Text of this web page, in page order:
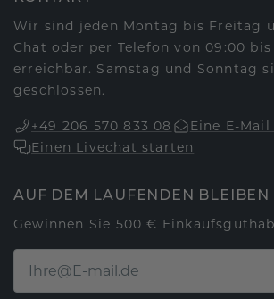
Wir sind jeden Montag bis Freitag
Chat oder per Telefon von 09:00 bis
erreichbar. Samstag und Sonntag
geschlossen.
+49 206 570 833 08
Eine E-Mail
Einen Livechat starten
AUF DEM LAUFENDEN BLEIBEN
Gewinnen Sie 500 €